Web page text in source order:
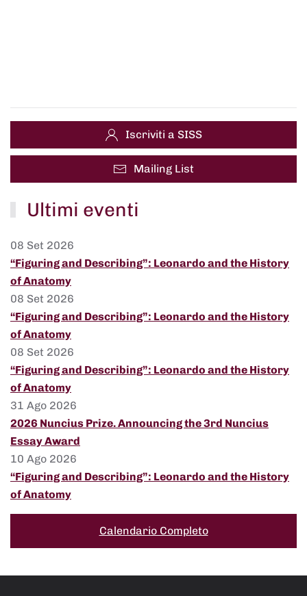
Iscriviti a SISS
Mailing List
Ultimi eventi
08 Set 2026
“Figuring and Describing”: Leonardo and the History
of Anatomy
08 Set 2026
“Figuring and Describing”: Leonardo and the History
of Anatomy
08 Set 2026
“Figuring and Describing”: Leonardo and the History
of Anatomy
31 Ago 2026
2026 Nuncius Prize. Announcing the 3rd Nuncius
Essay Award
10 Ago 2026
“Figuring and Describing”: Leonardo and the History
of Anatomy
Calendario Completo